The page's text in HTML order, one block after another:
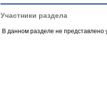
Участники раздела
В данном разделе не представлено